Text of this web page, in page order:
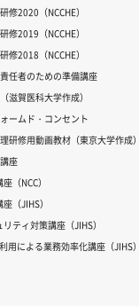
修2020（NCCHE）
修2019（NCCHE）
修2018（NCCHE）
任者のための準備講座
滋賀医科大学作成）
ームド・コンセント
研修用動画教材（東京大学作成）
座
（NCC）
（JIHS）
ティ対策講座（JIHS）
用による業務効率化講座（JIHS）